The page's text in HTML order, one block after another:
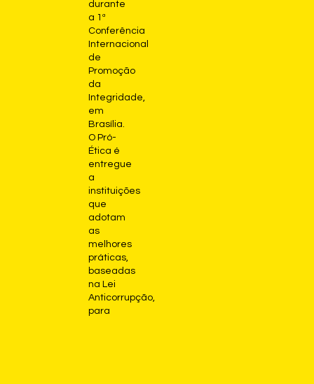
durante
a 1ª
Conferência
Internacional
de
Promoção
da
Integridade,
em
Brasília.
O Pró-
Ética é
entregue
a
instituições
que
adotam
as
melhores
práticas,
baseadas
na Lei
Anticorrupção,
para